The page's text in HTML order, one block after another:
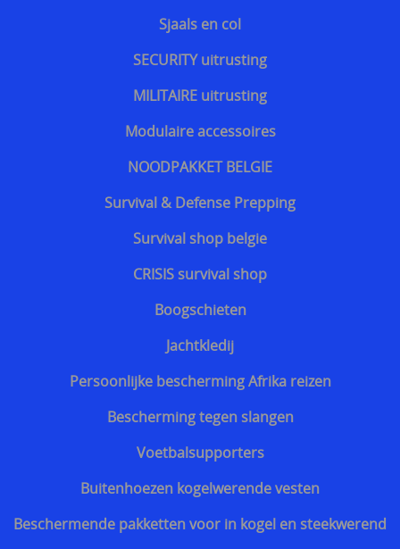
Sjaals en col
SECURITY uitrusting
MILITAIRE uitrusting
Modulaire accessoires
NOODPAKKET BELGIE
Survival & Defense Prepping
Survival shop belgie
CRISIS survival shop
Boogschieten
Jachtkledij
Persoonlijke bescherming Afrika reizen
Bescherming tegen slangen
Voetbalsupporters
Buitenhoezen kogelwerende vesten
Beschermende pakketten voor in kogel en steekwerend